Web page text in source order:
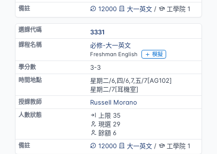
12000
大一英文/ 工學院 1
3331
必修-大一英文
Freshman English 模擬
3-3
星期二/6,四/6,7,五/7[AG102]
星期二/7[耳機室]
Russell Morano
上限 35
現選 29
餘額 6
12000
大一英文/ 工學院 1